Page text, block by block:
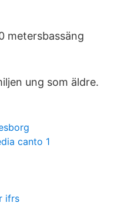
metersbassäng
ung som äldre.
canto 1
ifrs